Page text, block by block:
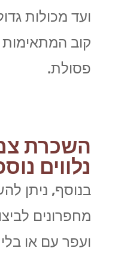
פסולת.
השכרת
נלווים
בנוסף, ניתן
מחפרונים
ועפר עם או